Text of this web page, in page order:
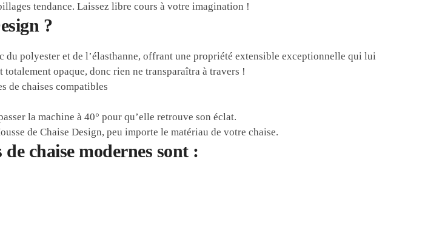
tendance. Laissez libre cours à votre imagination !
?
du polyester et de l’élasthanne, offrant une propriété extensible exceptionnelle qui lui
totalement opaque, donc rien ne transparaîtra à travers !
la machine à 40° pour qu’elle retrouve son éclat.
de Chaise Design, peu importe le matériau de votre chaise.
chaise modernes sont :